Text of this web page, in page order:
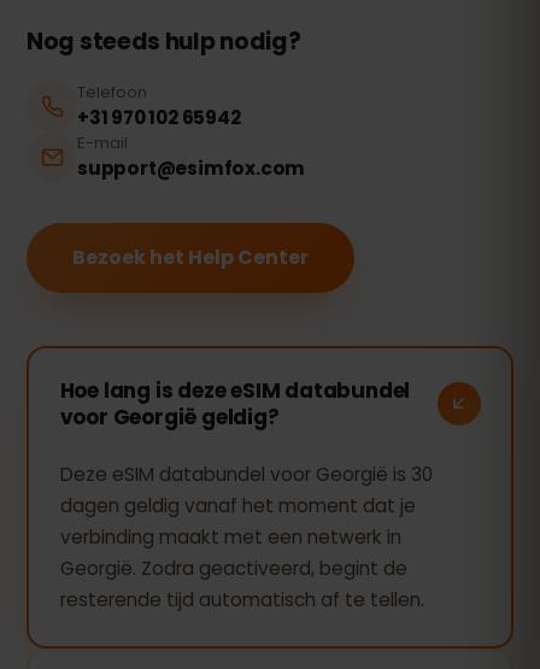
Nog steeds hulp nodig?
Telefoon
+31 970 102 65942
E-mail
support@esimfox.com
Bezoek het Help Center
Hoe lang is deze eSIM databundel
voor Georgië geldig?
Deze eSIM databundel voor Georgië is 30
dagen geldig vanaf het moment dat je
verbinding maakt met een netwerk in
Georgië. Zodra geactiveerd, begint de
resterende tijd automatisch af te tellen.